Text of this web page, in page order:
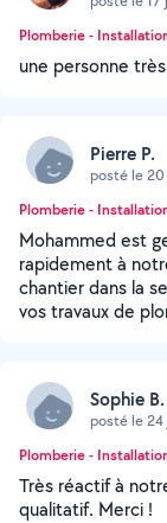
Plomberie -
une personne
Pierre P.
posté le 20
Plomberie -
Mohammed est
rapidement à
chantier dans la
vos travaux de
Sophie B.
posté le
Plomberie -
Très réactif à
qualitatif. Merci !